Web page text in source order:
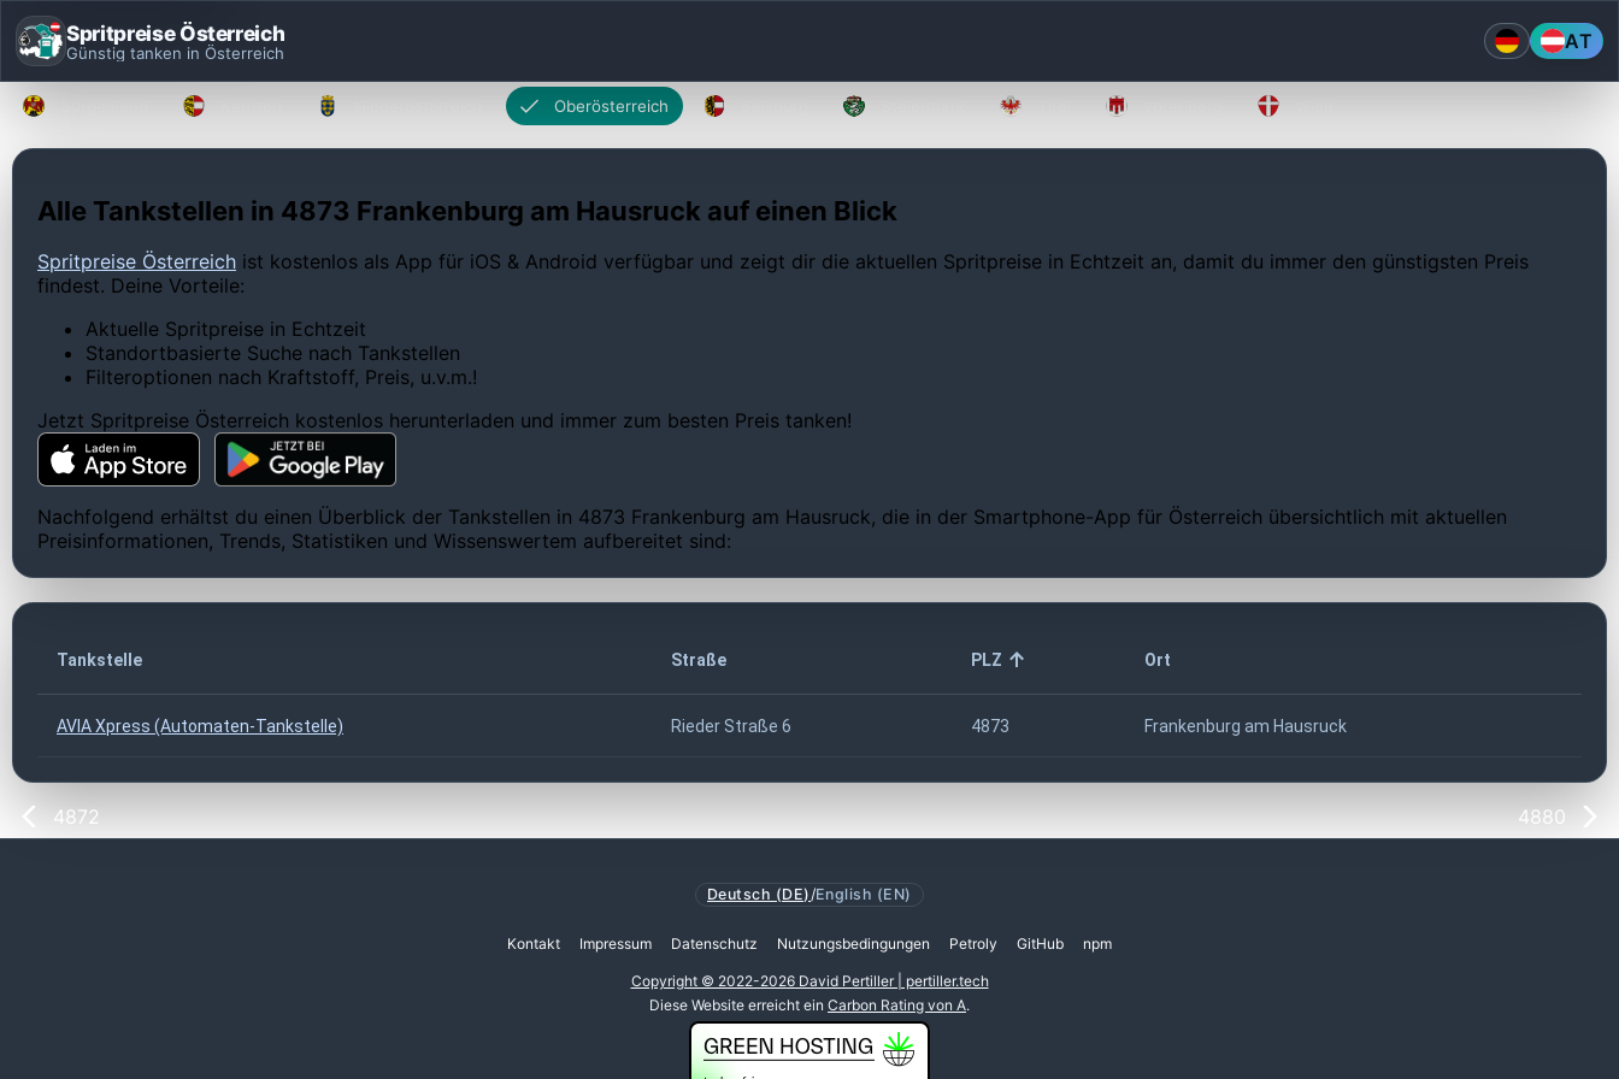
Spritpreise Österreich
Günstig tanken in Österreich AT
Oberösterreich
Alle Tankstellen in 4873 Frankenburg am Hausruck auf einen Blick
Spritpreise Österreich ist kostenlos als App für iOS & Android verfügbar und zeigt dir die aktuellen Spritpreise in Echtzeit an, damit du immer den günstigsten Preis
findest. Deine Vorteile:
Aktuelle Spritpreise in Echtzeit
Standortbasierte Suche nach Tankstellen
Filteroptionen nach Kraftstoff, Preis, u.v.m.!
Jetzt Spritpreise Österreich kostenlos herunterladen und immer zum besten Preis tanken!
Nachfolgend erhältst du einen Überblick der Tankstellen in 4873 Frankenburg am Hausruck, die in der Smartphone-App für Österreich übersichtlich mit aktuellen
Preisinformationen, Trends, Statistiken und Wissenswertem aufbereitet sind:
Tankstelle Straße PLZ Ort
AVIA Xpress (Automaten-Tankstelle) Rieder Straße 6 4873 Frankenburg am Hausruck
4872 4880
Deutsch (DE) /English (EN)
Kontakt Impressum Datenschutz Nutzungsbedingungen Petroly GitHub npm
Copyright © 2022-2026 David Pertiller | pertiller.tech
Diese Website erreicht ein Carbon Rating von A.